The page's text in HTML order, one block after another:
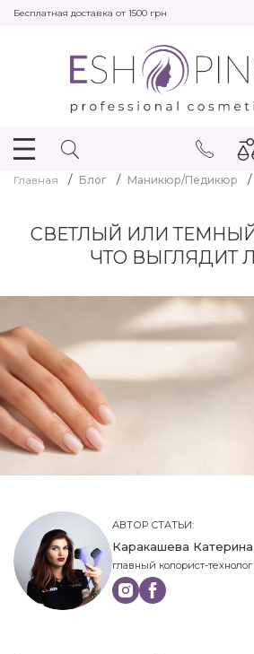
Бесплатная доставка от 1500 грн
Главная Блог Маникюр/Педикюр
СВЕТЛЫЙ ИЛИ
ЧТО ВЫГЛЯДИТ
АВТОР СТАТЬИ:
Каракашева Катерина
главный колорист-